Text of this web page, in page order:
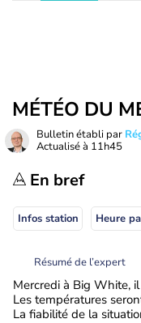
MÉTÉO DU
Bulletin établi par
Actualisé à 11h45
En bref
Infos station Heure
Résumé de l’expert
Mercredi à Big White,
Les températures
La fiabilité de la